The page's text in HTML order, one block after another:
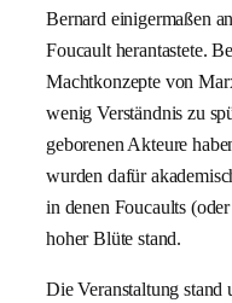
Bernard einigermaßen
Foucault herantastete.
Machtkonzepte von
wenig Verständnis zu
geborenen Akteure
wurden dafür
in denen Foucaults
hoher Blüte stand.
Die Veranstaltung stand